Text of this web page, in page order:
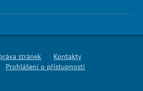
stránek
Kontakty
Prohlášení o přístupnosti